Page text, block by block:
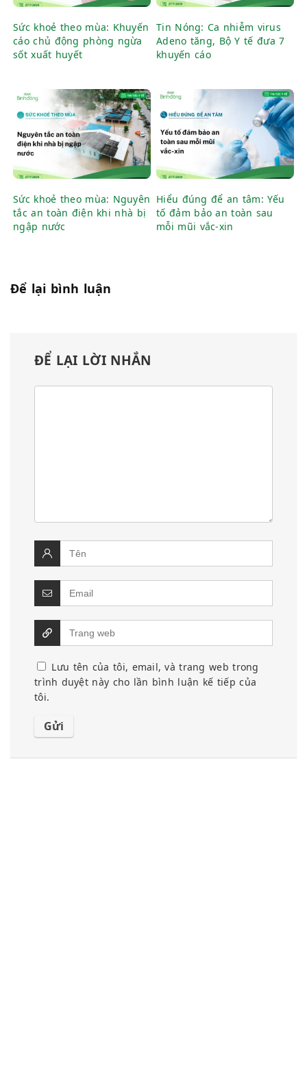
Sức khoẻ theo mùa: Khuyến
cáo chủ động phòng ngừa
sốt xuất huyết
Tin Nóng: Ca nhiễm virus
Adeno tăng, Bộ Y tế đưa 7
khuyến cáo
Sức khoẻ theo mùa: Nguyên
tắc an toàn điện khi nhà bị
ngập nước
Hiểu đúng để an tâm: Yếu
tố đảm bảo an toàn sau
mỗi mũi vắc-xin
Để lại bình luận
ĐỂ LẠI LỜI NHẮN
Lưu tên của tôi, email, và trang web trong
trình duyệt này cho lần bình luận kế tiếp của
tôi.